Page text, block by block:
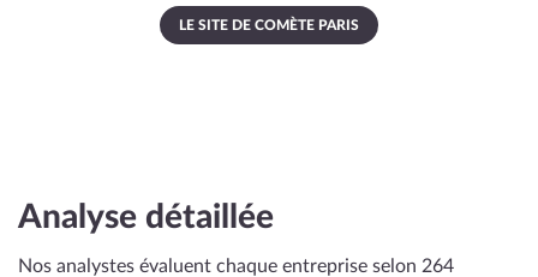
LE SITE DE COMÈTE PARIS
Analyse détaillée
Nos analystes évaluent chaque entreprise selon 264